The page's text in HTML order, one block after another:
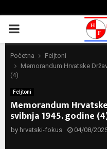
PRIMARY
MENU
Početna
Feljtoni
Memorandum Hrvatske
(4)
Feljtoni
Memorandum
svibnja 1945. godine
by hrvatski-fokus 04/08/